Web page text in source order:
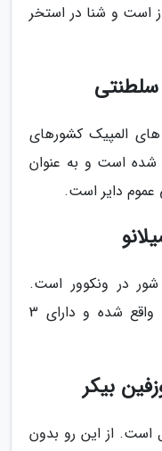
است و شنا در استخر
سلطنتی
المپیک کشورهای
در سال 1970 ساخته شده است و به عنوان
دایر است.
در ونکوور است.
استخر کیتسیلانو در نزدیکی ساحل واقع شده و دارای 3
بیکر
از این رو بدون